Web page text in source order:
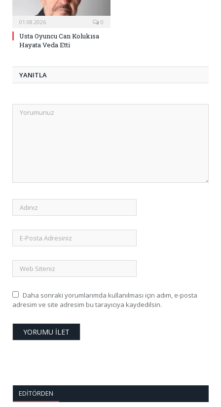
01.08.2026 0
Usta Oyuncu Can Kolukısa
Hayata Veda Etti
YANITLA
Daha sonraki yorumlarımda kullanılması için adım, e-posta
adresim ve site adresim bu tarayıcıya kaydedilsin.
EDITÖRDEN